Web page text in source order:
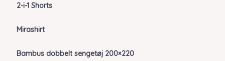
2-i-1 Shorts
Mirashirt
Bambus dobbelt sengetøj 200×220